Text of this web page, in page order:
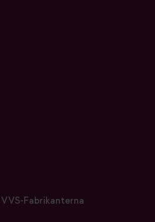
Fabrikanterna